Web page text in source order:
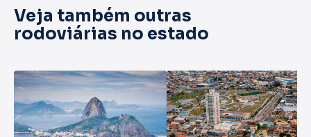
Veja também outras
rodoviárias no estado